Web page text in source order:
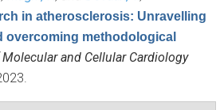
in atherosclerosis: Unravelling
overcoming methodological
and Cellular Cardiology